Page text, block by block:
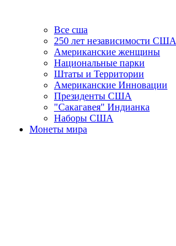
Все сша
250 лет независимости США
Американские женщины
Национальные парки
Штаты и Территории
Американские Инновации
Президенты США
"Сакагавея" Индианка
Наборы США
Монеты мира